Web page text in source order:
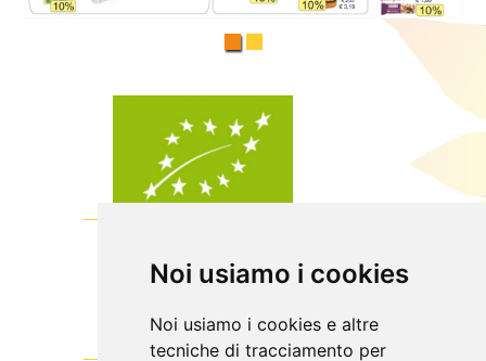
Noi usiamo i cookies
Noi usiamo i cookies e altre
tecniche di tracciamento per